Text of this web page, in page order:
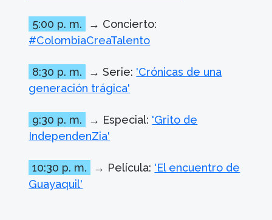
5:00 p. m.
→ Concierto:
#ColombiaCreaTalento
8:30 p. m. → Serie: 'Crónicas de una
generación trágica'
9:30 p. m. → Especial: 'Grito de
IndependenZia'
10:30 p. m. → Película: 'El encuentro de
Guayaquil'